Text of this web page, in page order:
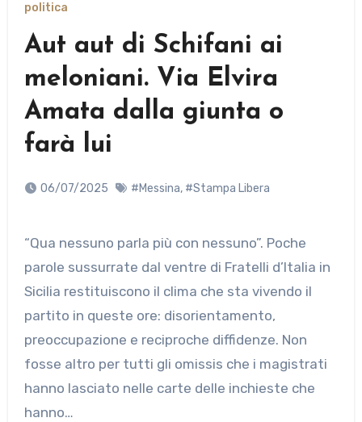
politica
Aut aut di Schifani ai
meloniani. Via Elvira
Amata dalla giunta o
farà lui
06/07/2025 #Messina, #Stampa Libera
“Qua nessuno parla più con nessuno”. Poche
parole sussurrate dal ventre di Fratelli d’Italia in
Sicilia restituiscono il clima che sta vivendo il
partito in queste ore: disorientamento,
preoccupazione e reciproche diffidenze. Non
fosse altro per tutti gli omissis che i magistrati
hanno lasciato nelle carte delle inchieste che
hanno…